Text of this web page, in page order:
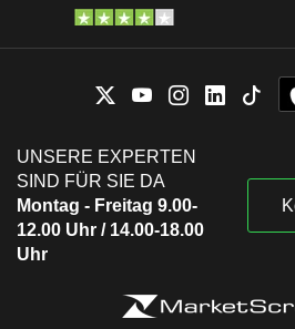
UNSERE EXPERTEN
SIND FÜR SIE DA
Montag - Freitag 9.00-
12.00 Uhr / 14.00-18.00
Uhr